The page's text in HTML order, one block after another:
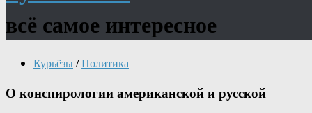
всё самое интересное
Курьёзы/Политика
О конспирологии американской и русской